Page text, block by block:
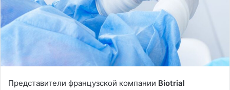
Представители французской компании Biotrial